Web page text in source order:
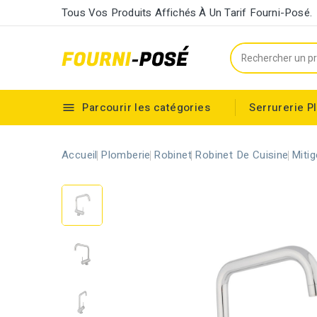
Tous Vos Produits Affichés À Un Tarif Fourni-Posé.
 Parcourir les catégories Serrurerie
Accueil Plomberie Robinet Robinet De Cuisine